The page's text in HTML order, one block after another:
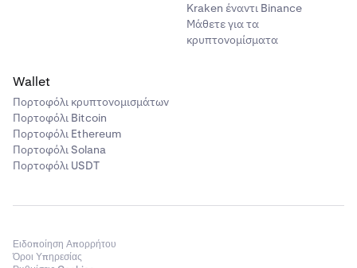
Kraken έναντι Binance
Μάθετε για τα
κρυπτονομίσματα
Wallet
Πορτοφόλι κρυπτονομισμάτων
Πορτοφόλι Bitcoin
Πορτοφόλι Ethereum
Πορτοφόλι Solana
Πορτοφόλι USDT
Ειδοποίηση Απορρήτου
Όροι Υπηρεσίας